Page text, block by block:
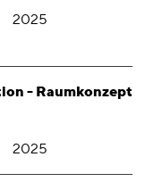
2025
- Raumkonzept
2025